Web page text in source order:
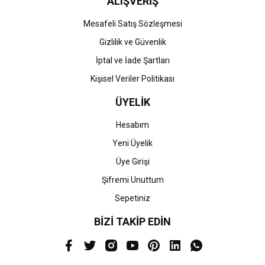
Mesafeli Satış Sözleşmesi
Gizlilik ve Güvenlik
İptal ve İade Şartları
Kişisel Veriler Politikası
ÜYELİK
Hesabım
Yeni Üyelik
Üye Girişi
Şifremi Unuttum
Sepetiniz
BİZİ TAKİP EDİN